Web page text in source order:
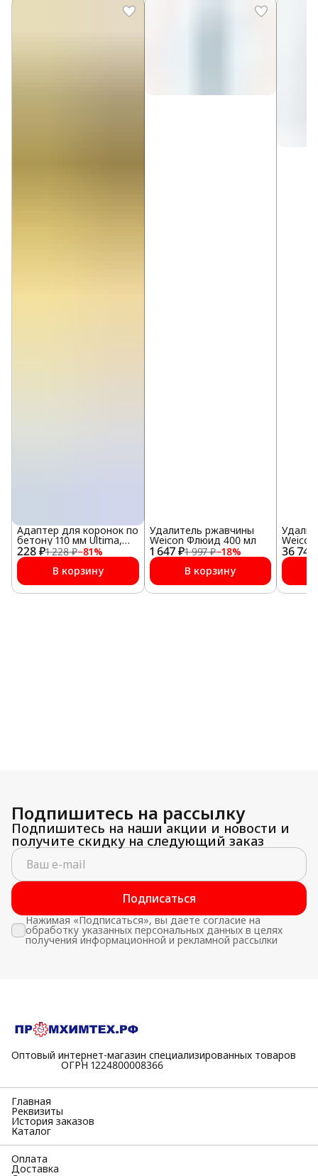
228 ₽1 228 ₽−81%
Адаптер для коронок по
бетону 110 мм Ultima,
SDS plus
В корзину
1 647 ₽1 997 ₽−18%
Удалитель ржавчины
Weicon Флюид 400 мл
В корзину
36
Подпишитесь на рассылку
Подпишитесь на наши акции и новости и
получите скидку на следующий заказ
Подписаться
Нажимая «Подписаться», вы даете согласие на
обработку указанных персональных данных в целях
получения информационной и рекламной рассылки
Оптовый интернет-магазин специализированных товаров
⠀⠀⠀⠀⠀⠀⠀ОГРН 1224800008366
Главная
Реквизиты
История заказов
Каталог
Оплата
Доставка